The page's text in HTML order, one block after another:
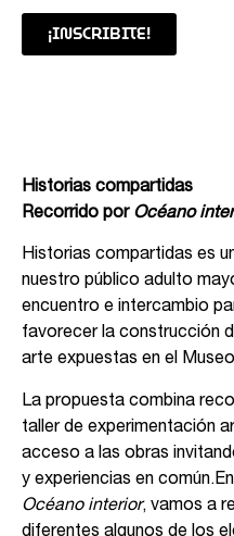
¡INSCRIBITE!
Historias compartidas
Recorrido por Océano
Historias compartidas es
nuestro público adulto
encuentro e intercambio
favorecer la construcción
arte expuestas en el
La propuesta combina
taller de experimentación
acceso a las obras
y experiencias en
Océano interior, vamos a